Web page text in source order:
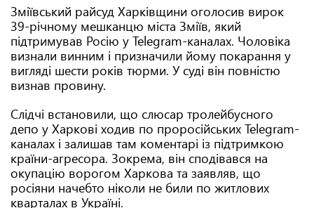
Зміївський райсуд Харківщини оголосив вирок
39-річному мешканцю міста Зміїв, який
підтримував Росію у Telegram-каналах. Чоловіка
визнали винним і призначили йому покарання у
вигляді шести років тюрми. У суді він повністю
визнав провину.
Слідчі встановили, що слюсар тролейбусного
депо у Харкові ходив по проросійських Telegram-
каналах і залишав там коментарі із підтримкою
країни-агресора. Зокрема, він сподівався на
окупацію ворогом Харкова та заявляв, що
росіяни начебто ніколи не били по житлових
кварталах в Україні.